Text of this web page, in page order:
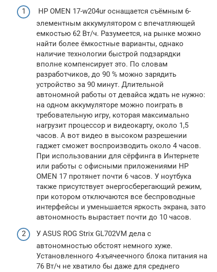
HP OMEN 17-w204ur оснащается съёмным 6-
элементным аккумулятором с впечатляющей
емкостью 62 Вт/ч. Разумеется, на рынке можно
найти более ёмкостные варианты, однако
наличие технологии быстрой подзарядки
вполне компенсирует это. По словам
разработчиков, до 90 % можно зарядить
устройство за 90 минут. Длительной
автономной работы от девайса ждать не нужно:
на одном аккумуляторе можно поиграть в
требовательную игру, которая максимально
нагрузит процессор и видеокарту, около 1,5
часов. А вот видео в высоком разрешении
гаджет сможет воспроизводить около 4 часов.
При использовании для сёрфинга в Интернете
или работы с офисными приложениями HP
OMEN 17 протянет почти 6 часов. У ноутбука
также присутствует энергосберегающий режим,
при котором отключаются все беспроводные
интерфейсы и уменьшается яркость экрана, зато
автономность вырастает почти до 10 часов.
У ASUS ROG Strix GL702VM дела с
автономностью обстоят немного хуже.
Установленного 4-хъячеечного блока питания на
76 Вт/ч не хватило бы даже для среднего